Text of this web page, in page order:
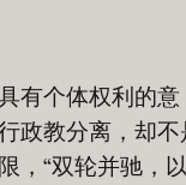
有个体权利的意
政教分离，却不
，“双轮并驰，